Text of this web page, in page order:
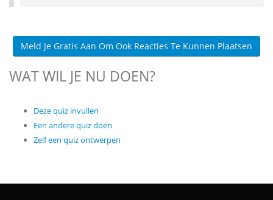
Meld Je Gratis Aan Om Ook Reacties Te Kunnen Plaatsen
WAT WIL JE NU DOEN?
Deze quiz invullen
Een andere quiz doen
Zelf een quiz ontwerpen